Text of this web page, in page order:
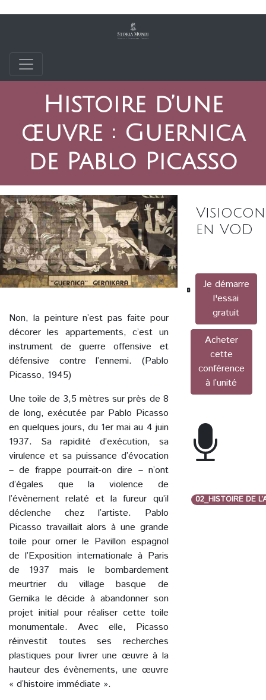
Histoire d’une
œuvre : Guernica
de Pablo Picasso
Non, la peinture n’est pas faite pour
décorer les appartements, c’est un
instrument de guerre offensive et
défensive contre l’ennemi. (Pablo
Picasso, 1945)
Une toile de 3,5 mètres sur près de 8
de long, exécutée par Pablo Picasso
en quelques jours, du 1er mai au 4 juin
1937. Sa rapidité d’exécution, sa
virulence et sa puissance d’évocation
– de frappe pourrait-on dire – n’ont
d’égales que la violence de
l’évènement relaté et la fureur qu’il
déclenche chez l’artiste. Pablo
Picasso travaillait alors à une grande
toile pour orner le Pavillon espagnol
de l’Exposition internationale à Paris
de 1937 mais le bombardement
meurtrier du village basque de
Gernika le décide à abandonner son
projet initial pour réaliser cette toile
monumentale. Avec elle, Picasso
réinvestit toutes ses recherches
plastiques pour livrer une œuvre à la
hauteur des évènements, une œuvre
« d’histoire immédiate ».
en VOD
Je démarre
l'essai
gratuit
Acheter
cette
conférence
à l’unité
02_HISTOIRE DE